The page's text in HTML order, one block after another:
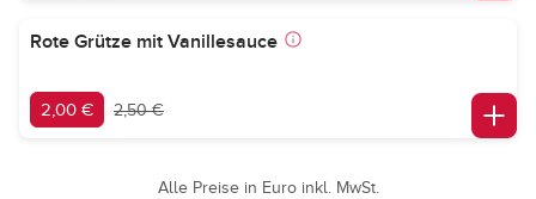
Rote Grütze mit Vanillesauce
2,00 € 2,50 €
Alle Preise in Euro inkl. MwSt.